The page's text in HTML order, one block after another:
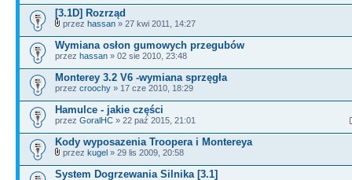
[3.1D] Rozrząd
przez hassan » 27 kwi 2011, 14:27
Wymiana osłon gumowych przegubów
przez hassan » 02 sie 2010, 23:48
Monterey 3.2 V6 -wymiana sprzęgła
przez croochy » 17 cze 2010, 18:29
Hamulce - jakie części
przez GoralHC » 22 paź 2015, 21:01
Kody wyposazenia Troopera i Montereya
przez kugel » 29 lis 2009, 20:58
System Dogrzewania Silnika [3.1]